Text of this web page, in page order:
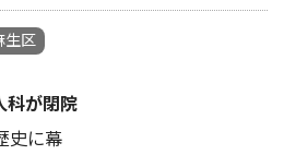
生区
科が閉院
史に幕